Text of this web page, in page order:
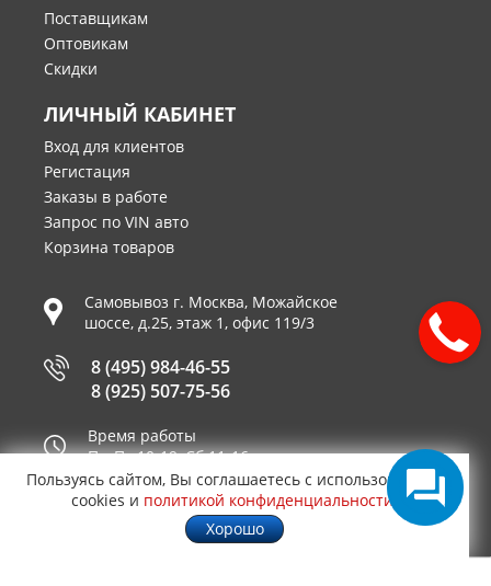
Поставщикам
Оптовикам
Скидки
ЛИЧНЫЙ КАБИНЕТ
Вход для клиентов
Регистация
Заказы в работе
Запрос по VIN авто
Корзина товаров
Самовывоз г. Москва, Можайское
шоссе, д.25, этаж 1, офис 119/3
8 (495) 984-46-55
8 (925) 507-75-56
Время работы
Пн-Пт 10-19, Сб 11-16
Принимаем к оплате
Пользуясь сайтом, Вы соглашаетесь с использованием
cookies и политикой конфиденциальности
Хорошо